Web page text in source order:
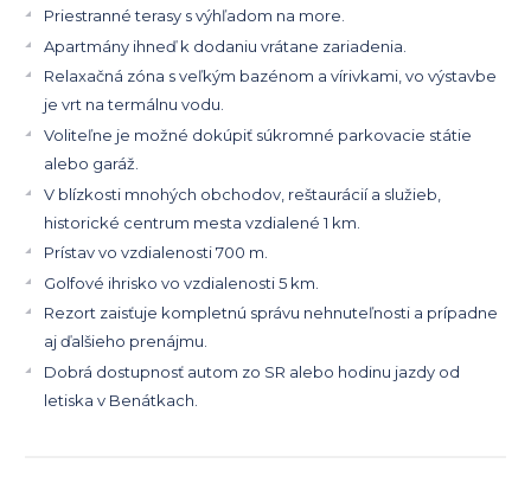
Priestranné terasy s výhľadom na more.
Apartmány ihneď k dodaniu vrátane zariadenia.
Relaxačná zóna s veľkým bazénom a vírivkami, vo výstavbe
je vrt na termálnu vodu.
Voliteľne je možné dokúpiť súkromné parkovacie státie
alebo garáž.
V blízkosti mnohých obchodov, reštaurácií a služieb,
historické centrum mesta vzdialené 1 km.
Prístav vo vzdialenosti 700 m.
Golfové ihrisko vo vzdialenosti 5 km.
Rezort zaisťuje kompletnú správu nehnuteľnosti a prípadne
aj ďalšieho prenájmu.
Dobrá dostupnosť autom zo SR alebo hodinu jazdy od
letiska v Benátkach.